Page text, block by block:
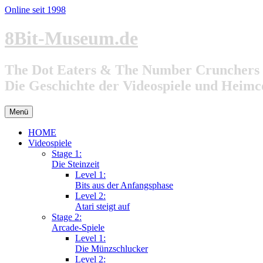
Online seit 1998
Zum
Inhalt
8Bit-Museum.de
The Dot Eaters & The Number Crunchers
Die Geschichte der Videospiele und
Menü
HOME
Videospiele
Stage 1:
Die Steinzeit
Level 1:
Bits aus der Anfangsphase
Level 2:
Atari steigt auf
Stage 2:
Arcade-Spiele
Level 1:
Die Münzschlucker
Level 2: